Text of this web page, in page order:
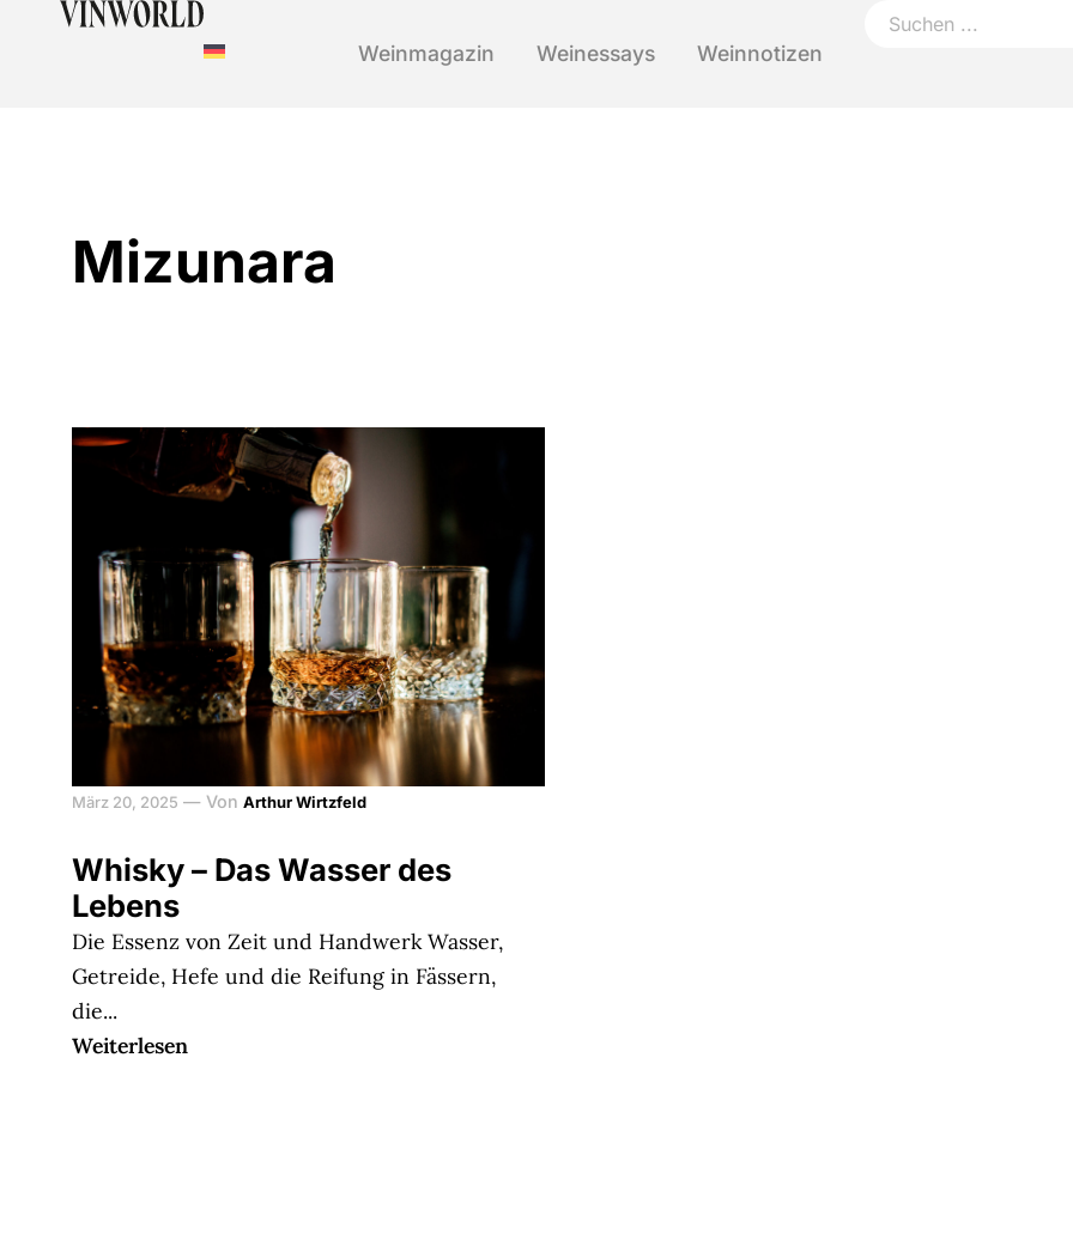
Weinmagazin Weinessays Weinnotizen
Mizunara
März 20, 2025 — Von Arthur Wirtzfeld
Whisky – Das Wasser des
Lebens
Die Essenz von Zeit und Handwerk Wasser,
Getreide, Hefe und die Reifung in Fässern,
die...
Weiterlesen